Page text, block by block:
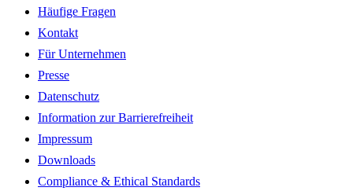
Häufige Fragen
Kontakt
Für Unternehmen
Presse
Datenschutz
Information zur Barrierefreiheit
Impressum
Downloads
Compliance & Ethical Standards